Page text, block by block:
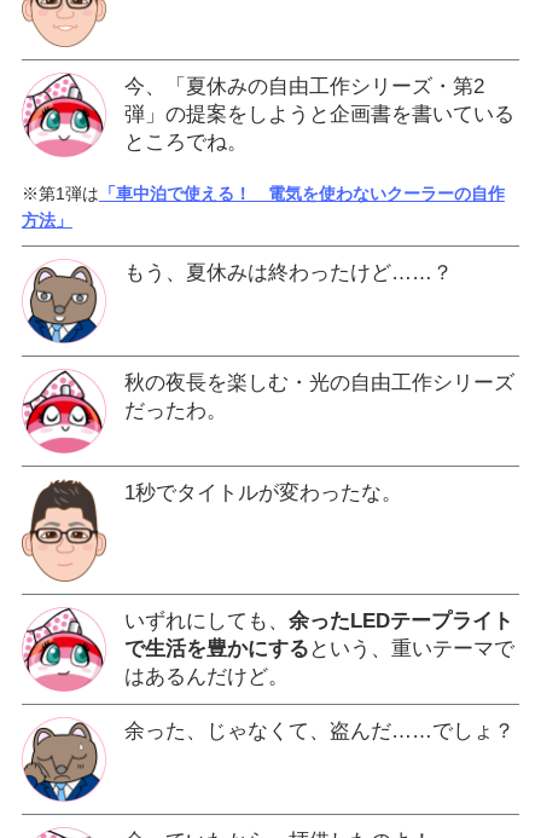
今、「夏休みの自由工作シリーズ・第2
弾」の提案をしようと企画書を書いている
ところでね。
※第1弾は 「車中泊で使える！ 電気を使わないクーラーの自作
方法」
もう、夏休みは終わったけど……？
秋の夜長を楽しむ・光の自由工作シリーズ
だったわ。
1秒でタイトルが変わったな。
いずれにしても、 余ったLEDテープライト
で生活を豊かにする という、重いテーマで
はあるんだけど。
余った、じゃなくて、盗んだ……でしょ？